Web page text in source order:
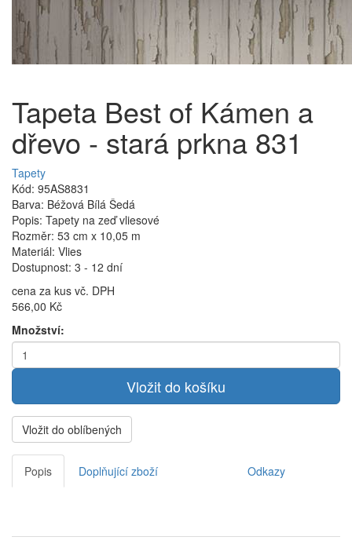
Tapeta Best of Kámen a
dřevo - stará prkna 831
Tapety
Kód: 95AS8831
Barva: Béžová Bílá Šedá
Popis: Tapety na zeď vliesové
Rozměr: 53 cm x 10,05 m
Materiál: Vlies
Dostupnost: 3 - 12 dní
cena za kus vč. DPH
566,00 Kč
Množství:
Vložit do oblíbených
Popis Doplňující zboží Odkazy